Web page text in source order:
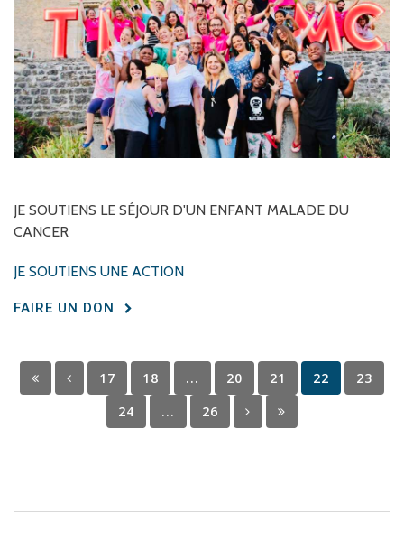
JE SOUTIENS LE SÉJOUR D'UN ENFANT MALADE DU
CANCER
JE SOUTIENS UNE ACTION
FAIRE UN DON
17 18 ... 20 21 22
23
24
... 26